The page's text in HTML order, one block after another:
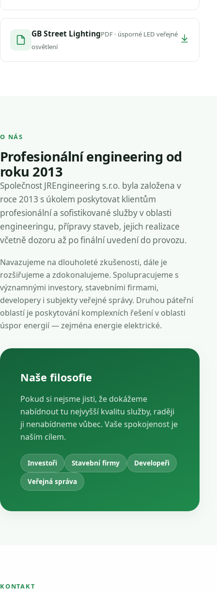
GB Street LightingPDF · úsporné LED veřejné
osvětlení
O NÁS
Profesionální engineering od
roku 2013
Společnost JREngineering s.r.o. byla založena v
roce 2013 s úkolem poskytovat klientům
profesionální a sofistikované služby v oblasti
engineeringu, přípravy staveb, jejich realizace
včetně dozoru až po finální uvedení do provozu.
Navazujeme na dlouholeté zkušenosti, dále je
rozšiřujeme a zdokonalujeme. Spolupracujeme s
významnými investory, stavebními firmami,
developery i subjekty veřejné správy. Druhou páteřní
oblastí je poskytování komplexních řešení v oblasti
úspor energií — zejména energie elektrické.
Naše filosofie
Pokud si nejsme jisti, že dokážeme
nabídnout tu nejvyšší kvalitu služby, raději
ji nenabídneme vůbec. Vaše spokojenost je
naším cílem.
Investoři Stavební firmy
Developeři
Veřejná správa
KONTAKT